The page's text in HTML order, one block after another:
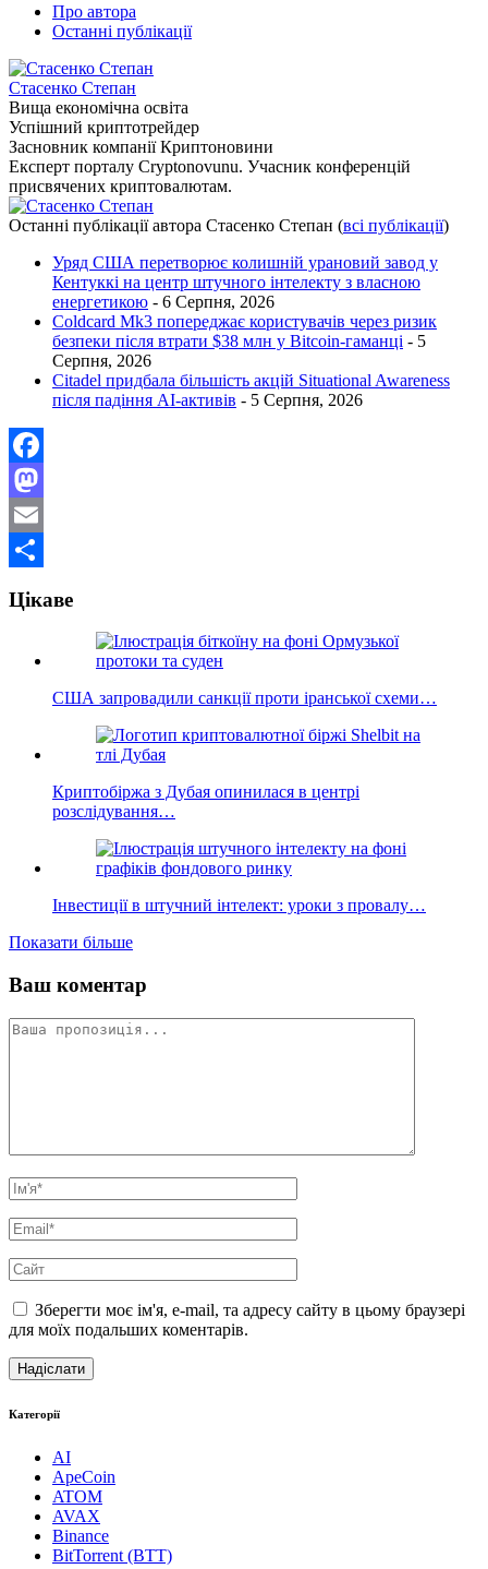
Про автора
Останні публікації
Стасенко Степан
Вища економічна освіта
Успішний криптотрейдер
Засновник компанії Криптоновини
Експерт порталу Cryptonovunu. Учасник конференцій
присвячених криптовалютам.
Останні публікації автора Стасенко Степан (всі публікації)
Уряд США перетворює колишній урановий завод у
Кентуккі на центр штучного інтелекту з власною
енергетикою - 6 Серпня, 2026
Coldcard Mk3 попереджає користувачів через ризик
безпеки після втрати $38 млн у Bitcoin-гаманці - 5
Серпня, 2026
Citadel придбала більшість акцій Situational Awareness
після падіння AI-активів - 5 Серпня, 2026
Facebook
Mastodon
Email
Цікаве
США запровадили санкції проти іранської схеми…
Криптобіржа з Дубая опинилася в центрі
розслідування…
Інвестиції в штучний інтелект: уроки з провалу…
Показати більше
Ваш коментар
Зберегти моє ім'я, e-mail, та адресу сайту в цьому браузері
для моїх подальших коментарів.
Категорії
AI
ApeCoin
ATOM
AVAX
Binance
BitTorrent (BTT)